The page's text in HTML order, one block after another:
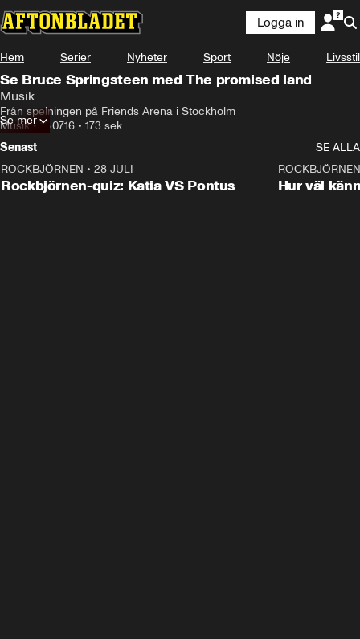
Logga in
Hem Serier Nyheter Sport Nöje Livsstil
Se Bruce Springsteen med The promised land
Musik
Från spelningen på Friends Arena i Stockholm
Musik• 18.07.16 • 173 sek
Se mer
Senast
SE ALLA
ROCKBJÖRNEN • 28 JULI
Rockbjörnen-quiz: Katia VS Pontus
ROCKBJÖRNEN
Hur väl